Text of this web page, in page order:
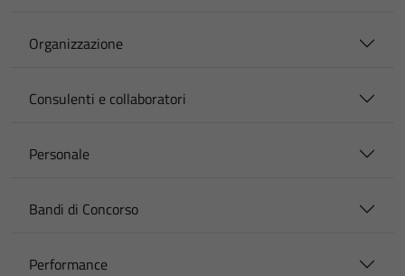
Organizzazione
Consulenti e collaboratori
Personale
Bandi di Concorso
Performance